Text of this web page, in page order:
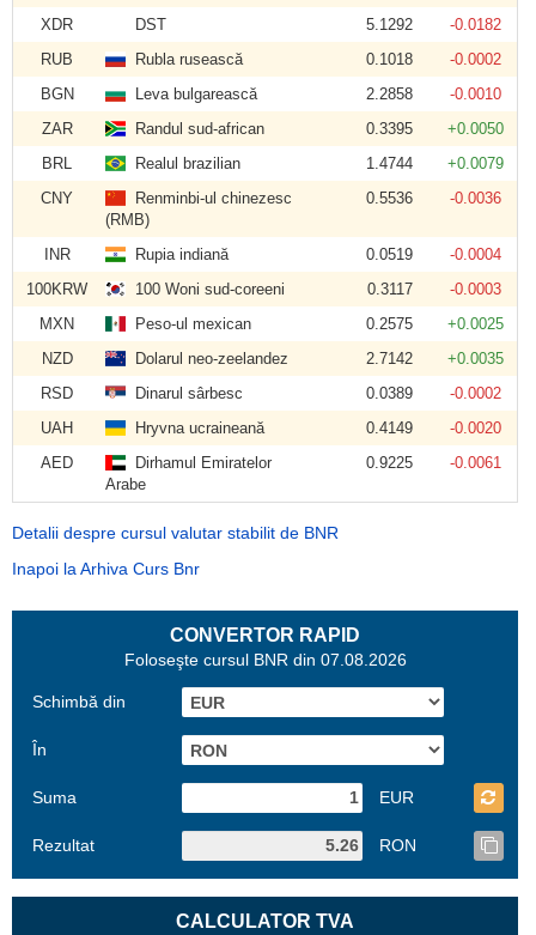
XDR
DST 5.1292
-0.0182
RUB
Rubla rusească 0.1018
-0.0002
BGN
Leva bulgarească 2.2858
-0.0010
ZAR
Randul sud-african 0.3395
+0.0050
BRL
Realul brazilian 1.4744
+0.0079
CNY
Renminbi-ul chinezesc
(RMB)
0.5536 -0.0036
INR Rupia indiană 0.0519
-0.0004
100KRW
100 Woni sud-coreeni 0.3117
-0.0003
MXN
Peso-ul mexican 0.2575
+0.0025
NZD
Dolarul neo-zeelandez 2.7142
+0.0035
RSD
Dinarul sârbesc 0.0389
-0.0002
UAH
Hryvna ucraineană 0.4149
-0.0020
AED
Dirhamul Emiratelor
Arabe
0.9225 -0.0061
Detalii despre cursul valutar stabilit de BNR
Inapoi la Arhiva Curs Bnr
CONVERTOR RAPID
Foloseşte cursul BNR din 07.08.2026
Schimbă din
În
Suma EUR
Rezultat RON
CALCULATOR TVA